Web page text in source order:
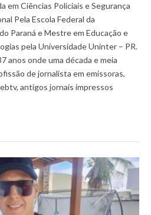
em Ciências Policiais e Segurança
Pela Escola Federal da
Paraná e Mestre em Educação e
pela Universidade Uninter – PR.
anos onde uma década e meia
de jornalista em emissoras,
antigos jornais impressos